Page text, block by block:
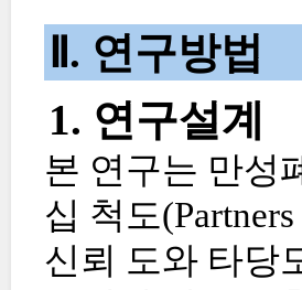
Ⅱ. 연구방법
1. 연구설계
본 연구는 만성
십 척도
신뢰 도와 타당